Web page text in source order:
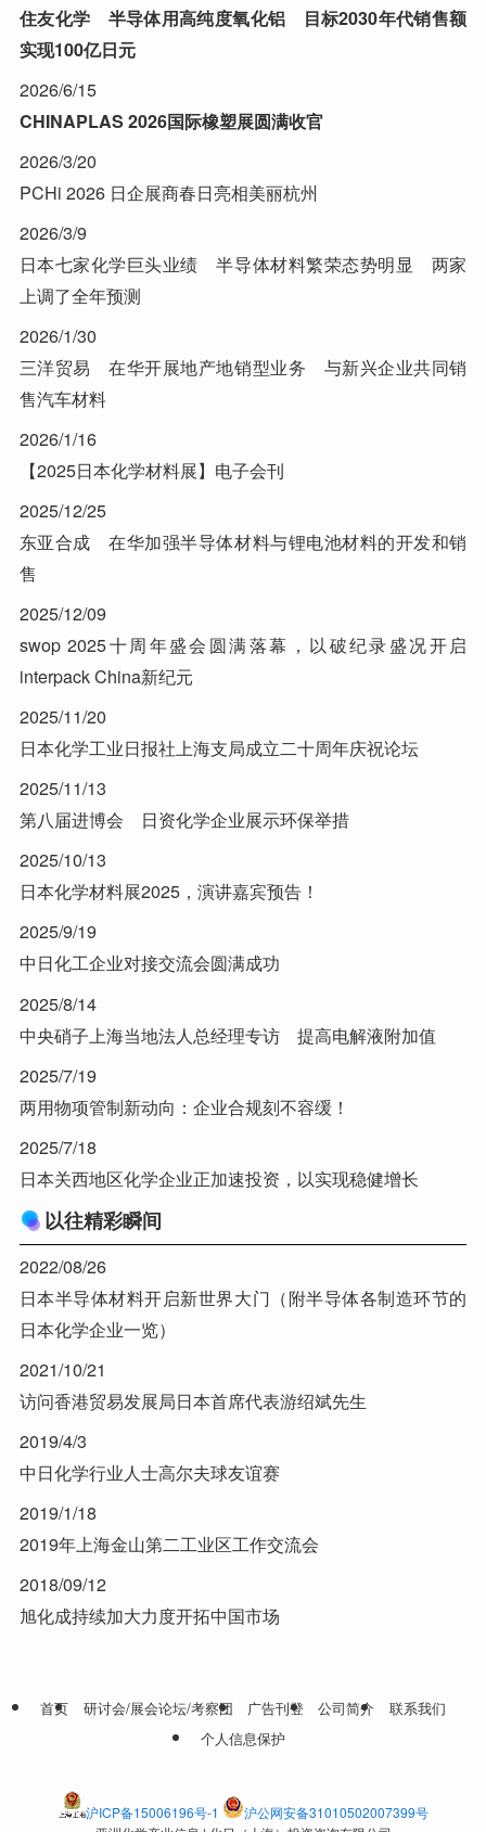
住友化学 半导体用高纯度氧化铝 目标2030年代销售额
实现100亿日元
2026/6/15
CHINAPLAS 2026国际橡塑展圆满收官
2026/3/20
PCHi 2026 日企展商春日亮相美丽杭州
2026/3/9
日本七家化学巨头业绩 半导体材料繁荣态势明显 两家
上调了全年预测
2026/1/30
三洋贸易 在华开展地产地销型业务 与新兴企业共同销
售汽车材料
2026/1/16
【2025日本化学材料展】电子会刊
2025/12/25
东亚合成 在华加强半导体材料与锂电池材料的开发和销
售
2025/12/09
swop 2025十周年盛会圆满落幕，以破纪录盛况开启
interpack China新纪元
2025/11/20
日本化学工业日报社上海支局成立二十周年庆祝论坛
2025/11/13
第八届进博会 日资化学企业展示环保举措
2025/10/13
日本化学材料展2025，演讲嘉宾预告！
2025/9/19
中日化工企业对接交流会圆满成功
2025/8/14
中央硝子上海当地法人总经理专访 提高电解液附加值
2025/7/19
两用物项管制新动向：企业合规刻不容缓！
2025/7/18
日本关西地区化学企业正加速投资，以实现稳健增长
以往精彩瞬间
2022/08/26
日本半导体材料开启新世界大门（附半导体各制造环节的
日本化学企业一览）
2021/10/21
访问香港贸易发展局日本首席代表游绍斌先生
2019/4/3
中日化学行业人士高尔夫球友谊赛
2019/1/18
2019年上海金山第二工业区工作交流会
2018/09/12
旭化成持续加大力度开拓中国市场
首页 研讨会/展会论坛/考察团 广告刊登 公司简介
联系我们
个人信息保护
沪ICP备15006196号-1
沪公网安备31010502007399号